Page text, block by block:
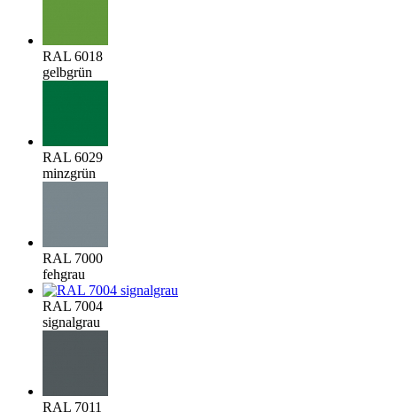
RAL 6018
gelbgrün
RAL 6029
minzgrün
RAL 7000
fehgrau
RAL 7004
signalgrau
RAL 7011